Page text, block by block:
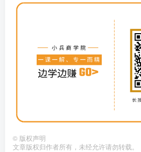
© 版权声明
文章版权归作者所有，未经允许请勿转载。